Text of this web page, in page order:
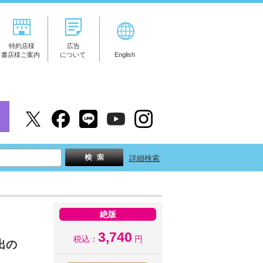
特約店様
書店様ご案内
広告
について
English
詳細検索
の
絶版
税込： 3,740 円